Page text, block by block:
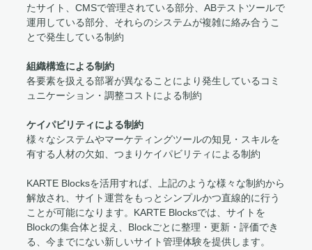
たサイト、CMSで管理されている部分、ABテストツールで
運用している部分、それらのシステムが複雑に絡み合うこ
とで発生している制約
組織構造による制約
各要素を扱える部署が異なることにより発生しているコミ
ュニケーション・調整コストによる制約
ケイパビリティによる制約
様々なシステムやマーケティングツールの知見・スキルを
有する人材の欠如、つまりケイパビリティによる制約
KARTE Blocksを活用すれば、上記のような様々な制約から
解放され、サイト運営をもっとシンプルかつ直線的に行う
ことが可能になります。KARTE Blocksでは、サイトを
Blockの集合体と捉え、Blockごとに整理・更新・評価でき
る、今までにない新しいサイト管理体験を提供します。